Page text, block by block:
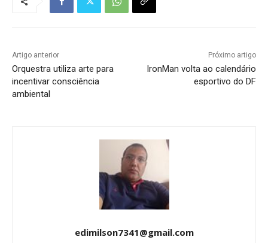
Artigo anterior
Orquestra utiliza arte para
incentivar consciência
ambiental
Próximo artigo
IronMan volta ao calendário
esportivo do DF
edimilson7341@gmail.com